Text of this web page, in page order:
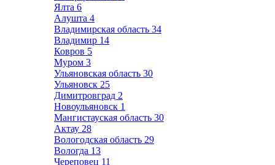
Ялта 6
Алушта 4
Владимирская область 34
Владимир 14
Ковров 5
Муром 3
Ульяновская область 30
Ульяновск 25
Димитровград 2
Новоульяновск 1
Мангистауская область 30
Актау 28
Вологодская область 29
Вологда 13
Череповец 11